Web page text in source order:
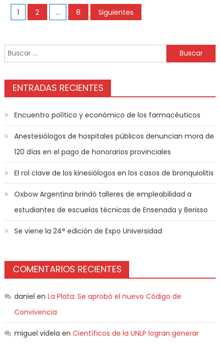
1 2 … 8 Siguientes
ENTRADAS RECIENTES
Encuentro político y económico de los farmacéuticos
Anestesiólogos de hospitales públicos denuncian mora de
120 días en el pago de honorarios provinciales
El rol clave de los kinesiólogos en los casos de bronquiolitis
Oxbow Argentina brindó talleres de empleabilidad a
estudiantes de escuelas técnicas de Ensenada y Berisso
Se viene la 24° edición de Expo Universidad
COMENTARIOS RECIENTES
daniel en La Plata: Se aprobó el nuevo Código de
Convivencia
miguel videla en Científicos de la UNLP logran generar